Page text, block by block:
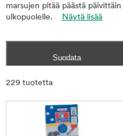
marsujen pitää päästä
ulkopuolelle. Näytä lisää
Suodata
229 tuotetta